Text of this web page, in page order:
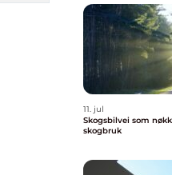
11. jul
Skogsbilvei som
skogbruk